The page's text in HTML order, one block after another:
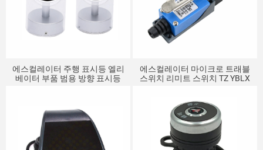
에스컬레이터 주행 표시등 엘리
베이터 부품 범용 방향 표시등
에스컬레이터 마이크로 트래블
스위치 리미트 스위치 TZ YBLX